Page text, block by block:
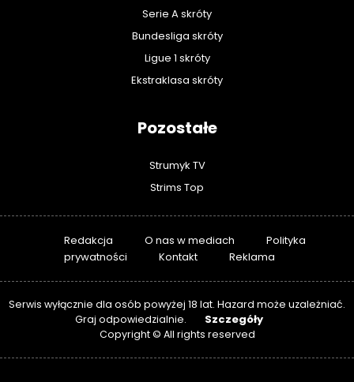
Serie A skróty
Bundesliga skróty
Ligue 1 skróty
Ekstraklasa skróty
Pozostałe
Strumyk TV
Strims Top
Redakcja O nas w mediach
Polityka
prywatności
Kontakt Reklama
Serwis wyłącznie dla osób powyżej 18 lat. Hazard może uzależniać.
Graj odpowiedzialnie.
Szczegóły
Copyright © All rights reserved